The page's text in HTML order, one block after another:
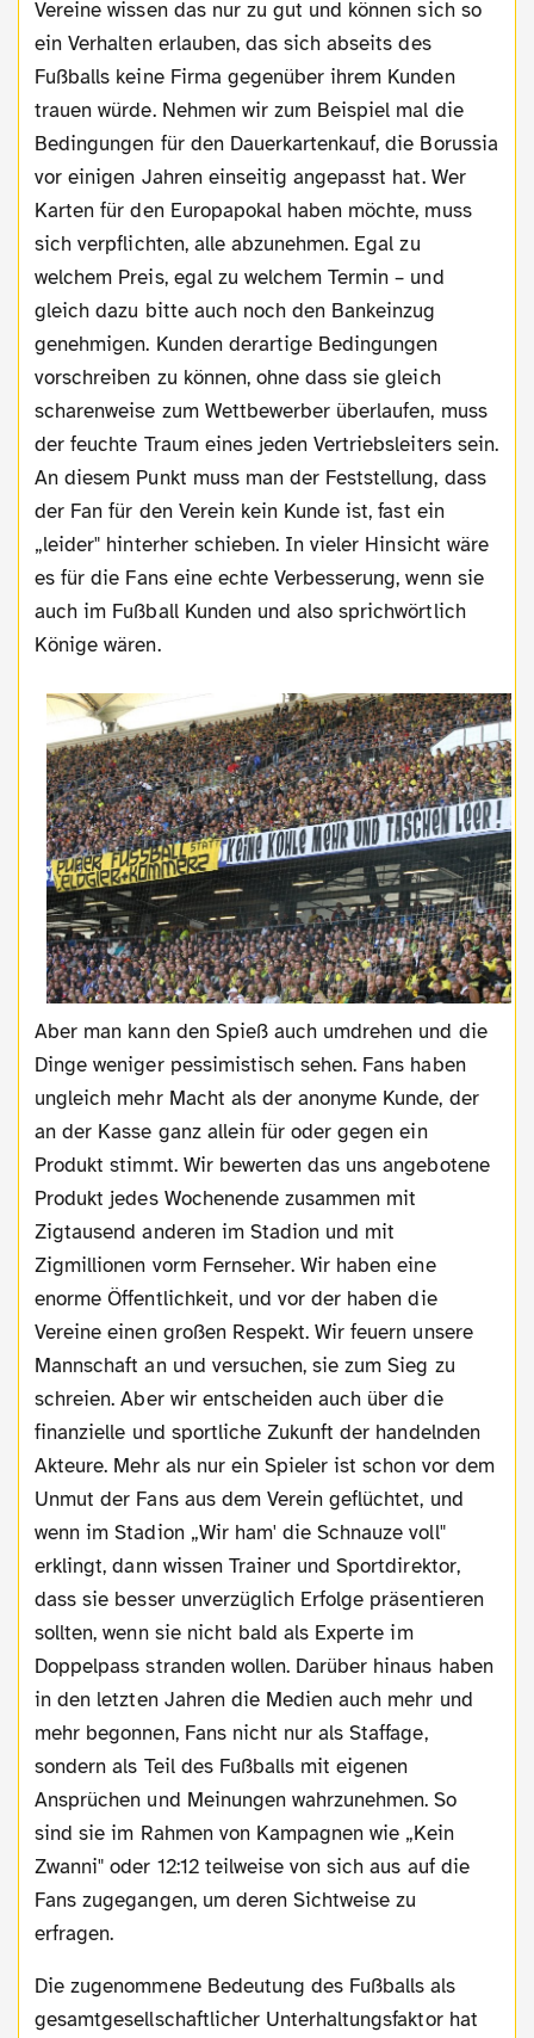
Vereine wissen das nur zu gut und können sich so
ein Verhalten erlauben, das sich abseits des
Fußballs keine Firma gegenüber ihrem Kunden
trauen würde. Nehmen wir zum Beispiel mal die
Bedingungen für den Dauerkartenkauf, die Borussia
vor einigen Jahren einseitig angepasst hat. Wer
Karten für den Europapokal haben möchte, muss
sich verpflichten, alle abzunehmen. Egal zu
welchem Preis, egal zu welchem Termin – und
gleich dazu bitte auch noch den Bankeinzug
genehmigen. Kunden derartige Bedingungen
vorschreiben zu können, ohne dass sie gleich
scharenweise zum Wettbewerber überlaufen, muss
der feuchte Traum eines jeden Vertriebsleiters sein.
An diesem Punkt muss man der Feststellung, dass
der Fan für den Verein kein Kunde ist, fast ein
„leider" hinterher schieben. In vieler Hinsicht wäre
es für die Fans eine echte Verbesserung, wenn sie
auch im Fußball Kunden und also sprichwörtlich
Könige wären.
Aber man kann den Spieß auch umdrehen und die
Dinge weniger pessimistisch sehen. Fans haben
ungleich mehr Macht als der anonyme Kunde, der
an der Kasse ganz allein für oder gegen ein
Produkt stimmt. Wir bewerten das uns angebotene
Produkt jedes Wochenende zusammen mit
Zigtausend anderen im Stadion und mit
Zigmillionen vorm Fernseher. Wir haben eine
enorme Öffentlichkeit, und vor der haben die
Vereine einen großen Respekt. Wir feuern unsere
Mannschaft an und versuchen, sie zum Sieg zu
schreien. Aber wir entscheiden auch über die
finanzielle und sportliche Zukunft der handelnden
Akteure. Mehr als nur ein Spieler ist schon vor dem
Unmut der Fans aus dem Verein geflüchtet, und
wenn im Stadion „Wir ham' die Schnauze voll"
erklingt, dann wissen Trainer und Sportdirektor,
dass sie besser unverzüglich Erfolge präsentieren
sollten, wenn sie nicht bald als Experte im
Doppelpass stranden wollen. Darüber hinaus haben
in den letzten Jahren die Medien auch mehr und
mehr begonnen, Fans nicht nur als Staffage,
sondern als Teil des Fußballs mit eigenen
Ansprüchen und Meinungen wahrzunehmen. So
sind sie im Rahmen von Kampagnen wie „Kein
Zwanni" oder 12:12 teilweise von sich aus auf die
Fans zugegangen, um deren Sichtweise zu
erfragen.
Die zugenommene Bedeutung des Fußballs als
gesamtgesellschaftlicher Unterhaltungsfaktor hat